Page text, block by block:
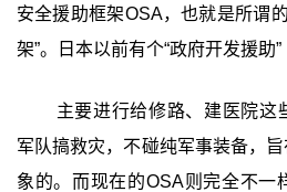
安全援助框架OSA，也就是所谓
架”。日本以前有个“政府开发援助”
主要进行给修路、建医院这
军队搞救灾，不碰纯军事装备，
象的。而现在的OSA则完全不一